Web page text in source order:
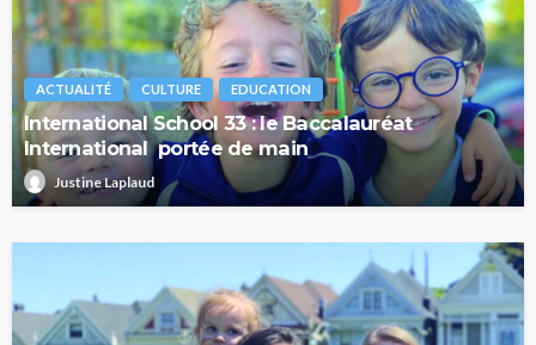
ACTUALITÉ CULTURE EDUCATION
International School 33 : le Baccalauréat
International portée de main
Justine Laplaud